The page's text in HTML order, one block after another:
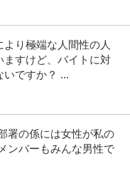
条件の求人をもっと見る
り極端な人間性の人
すけど、バイトに対
いですか？ ...
署の係には女性が私の
ンバーもみんな男性で